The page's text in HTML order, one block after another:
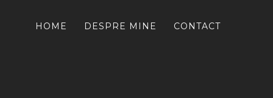
HOME DESPRE MINE CONTACT